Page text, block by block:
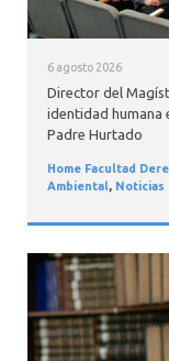
6 agosto 2026
Director del
identidad humana
Padre Hurtado
Home Facultad
Ambiental, Noticias